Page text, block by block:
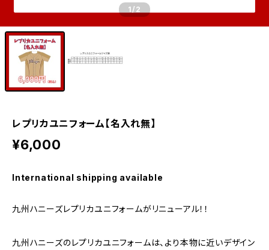
1 /2
レプリカユニフォーム【名入れ無】
¥6,000
International shipping available
九州ハニーズレプリカユニフォームがリニューアル！！
九州ハニーズのレプリカユニフォームは、より本物に近いデザイン